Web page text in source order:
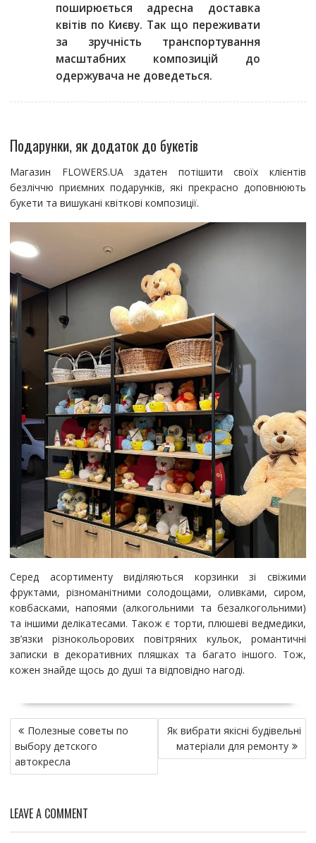
поширюється адресна доставка
квітів по Києву. Так що переживати
за зручність транспортування
масштабних композицій до
одержувача не доведеться.
Подарунки, як додаток до букетів
Магазин FLOWERS.UA здатен потішити своїх клієнтів
безліччю приємних подарунків, які прекрасно доповнюють
букети та вишукані квіткові композиції.
Серед асортименту виділяються корзинки зі свіжими
фруктами, різноманітними солодощами, оливками, сиром,
ковбасками, напоями (алкогольними та безалкогольними)
та іншими делікатесами. Також є торти, плюшеві ведмедики,
зв’язки різнокольорових повітряних кульок, романтичні
записки в декоративних пляшках та багато іншого. Тож,
кожен знайде щось до душі та відповідно нагоді.
Н
а
в
и
а
ц
и
Полезные советы по
выбору детского
автокресла
Як вибрати якісні будівельні
матеріали для ремонту
LEAVE A COMMENT